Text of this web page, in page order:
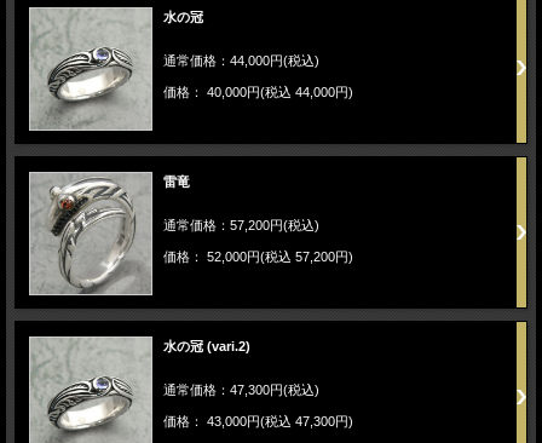
水の冠
通常価格：44,000円(税込)
価格： 40,000円(税込 44,000円)
雷竜
通常価格：57,200円(税込)
価格： 52,000円(税込 57,200円)
水の冠 (vari.2)
通常価格：47,300円(税込)
価格： 43,000円(税込 47,300円)